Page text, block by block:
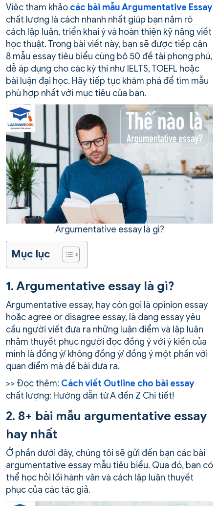
Việc tham khảo các bài mẫu Argumentative Essay
chất lượng là cách nhanh nhất giúp bạn nắm rõ
cách lập luận, triển khai ý và hoàn thiện kỹ năng viết
học thuật. Trong bài viết này, bạn sẽ được tiếp cận
8 mẫu essay tiêu biểu cùng bộ 50 đề tài phong phú,
dễ áp dụng cho các kỳ thi như IELTS, TOEFL hoặc
bài luận đại học. Hãy tiếp tục khám phá để tìm mẫu
phù hợp nhất với mục tiêu của bạn.
Argumentative essay là gì?
Mục lục
1. Argumentative essay là gì?
Argumentative essay, hay còn gọi là opinion essay
hoặc agree or disagree essay, là dạng essay yêu
cầu người viết đưa ra những luận điểm và lập luận
nhằm thuyết phục người đọc đồng ý với ý kiến của
mình là đồng ý/ không đồng ý/ đồng ý một phần với
quan điểm mà đề bài đưa ra.
>> Đọc thêm: Cách viết Outline cho bài essay
chất lượng: Hướng dẫn từ A đến Z Chi tiết!
2. 8+ bài mẫu argumentative essay
hay nhất
Ở phần dưới đây, chúng tôi sẽ gửi đến bạn các bài
argumentative essay mẫu tiêu biểu. Qua đó, bạn có
thể học hỏi lối hành văn và cách lập luận thuyết
phục của các tác giả.